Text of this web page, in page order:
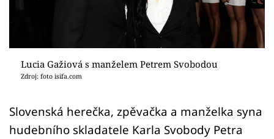
Přihlášení
Sledujte nás
Lucia Gažiová s manželem Petrem Svobodou
Zdroj: foto isifa.com
Slovenská herečka, zpěvačka a manželka syna
hudebního skladatele Karla Svobody Petra